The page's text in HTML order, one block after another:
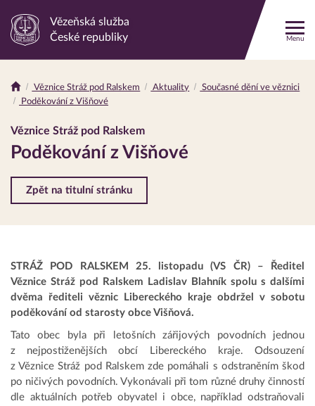
Odkaz
stránku
Vězeňská služba
České republiky
Menu
Drobečková
Věznice Stráž pod Ralskem Aktuality
Současné dění ve věznici
Poděkování z Višňové
Věznice Stráž pod Ralskem
Poděkování z Višňové
Zpět na titulní stránku
STRÁŽ POD RALSKEM 25. listopadu (VS ČR) – Ředitel
Věznice Stráž pod Ralskem Ladislav Blahník spolu s dalšími
dvěma řediteli věznic Libereckého kraje obdržel v sobotu
poděkování od starosty obce Višňová.
Tato obec byla při letošních zářijových povodních jednou
z nejpostiženějších obcí Libereckého kraje. Odsouzení
z Věznice Stráž pod Ralskem zde pomáhali s odstraněním škod
po ničivých povodních. Vykonávali při tom různé druhy činností
dle aktuálních potřeb obyvatel i obce, například odstraňovali